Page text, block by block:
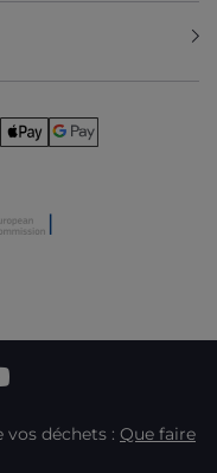
déchets : Que faire